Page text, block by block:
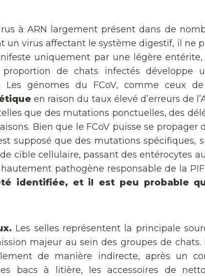
à ARN largement présent dans de
un virus affectant le système digestif, il ne
uniquement par une légère
de chats infectés développe
Les génomes du FCoV, comme ceux
en raison du taux élevé d’erreurs de
que des mutations ponctuelles, des
Bien que le FCoV puisse se propager
supposé que des mutations spécifiques,
cible cellulaire, passant des entérocytes
pathogène responsable de la PIF.
identifiée, et il est peu probable
Les selles représentent la principale
majeur au sein des groupes de
de manière indirecte, après un
bacs à litière, les accessoires de